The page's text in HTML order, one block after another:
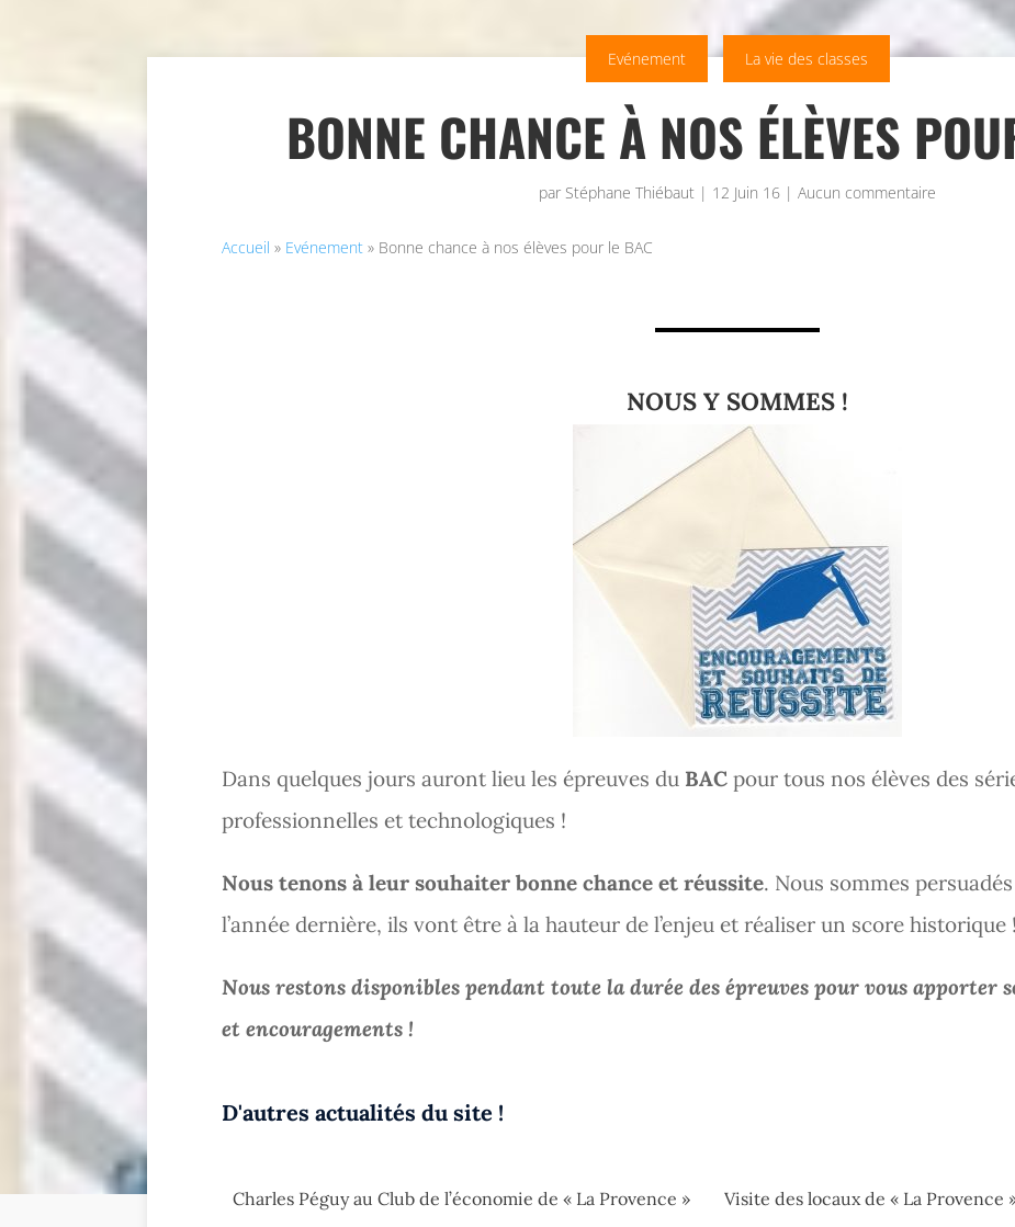
Evénement La vie des classes
BONNE CHANCE À NOS ÉLÈVES
par Stéphane Thiébaut | 12 Juin 16 | Aucun commentaire
Accueil » Evénement» Bonne chance à nos élèves pour le BAC
NOUS Y SOMMES !
Dans quelques jours auront lieu les épreuves du BACpour tous nos élèves des
professionnelles et technologiques !
Nous tenons à leur souhaiter bonne chance et réussite. Nous sommes
l’année dernière, ils vont être à la hauteur de l’enjeu et réaliser un score historique !
Nous restons disponibles pendant toute la durée des épreuves pour vous apporter
et encouragements !
D'autres actualités du site !
Charles Péguy au Club de l’économie de « La Provence » Visite des locaux de « La Provence